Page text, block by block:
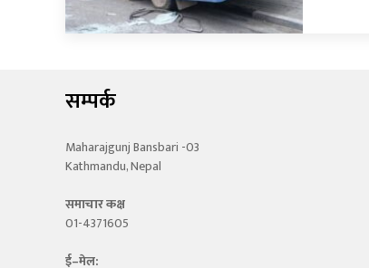
सम्पर्क
Maharajgunj Bansbari -03
Kathmandu, Nepal
समाचार कक्ष
01-4371605
ई–मेल: